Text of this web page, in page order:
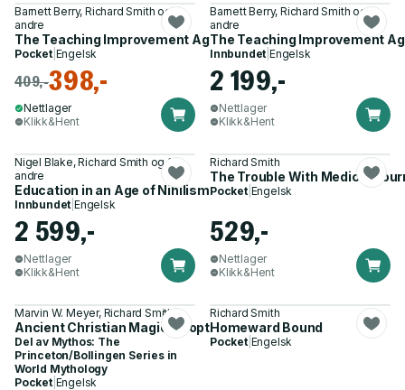
Barnett Berry, Richard Smith og 5
andre
The Teaching Improvement Agenda
Pocket| Engelsk
409,-398,-
Nettlager
Klikk&Hent
Barnett Berry, Richard Smith og 5
andre
The Teaching Improvement
Innbundet |Engelsk
2 199,-
Nettlager
Klikk&Hent
Nigel Blake, Richard Smith og 2
andre
Education in an Age of Nihilism
Innbundet |Engelsk
2 599,-
Nettlager
Klikk&Hent
Richard Smith
The Trouble With Medical
Pocket| Engelsk
529,-
Nettlager
Klikk&Hent
Marvin W. Meyer, Richard Smith
Ancient Christian Magic – Coptic Texts of Ritual Power
Del av Mythos: The
Princeton/Bollingen Series in
World Mythology
Pocket| Engelsk
Richard Smith
Homeward Bound
Pocket| Engelsk